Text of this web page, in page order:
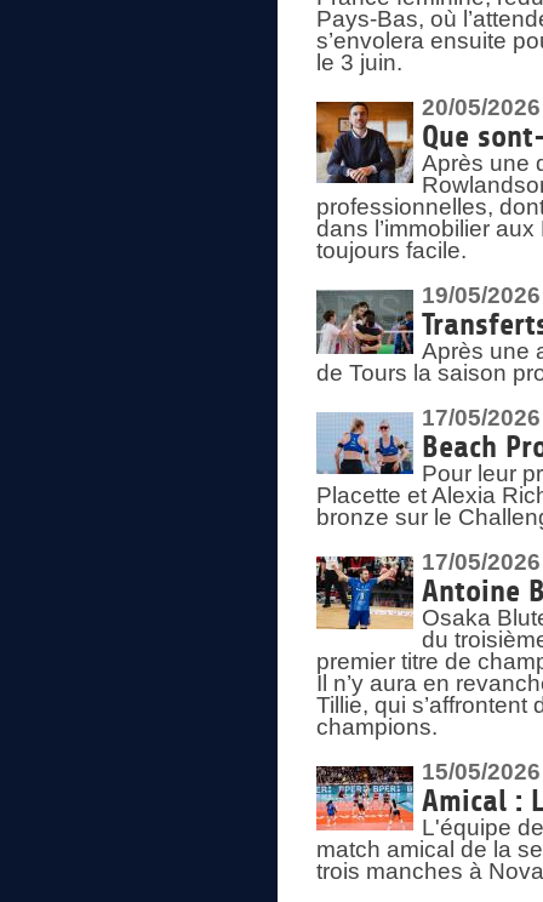
Pays-Bas, où
s’envolera ensuite
le 3 juin.
20/05/2026
Que
Après une
professionnelles,
dans l’immobilier
toujours facile.
19/05/2026
Après une
de Tours la saison
17/05/2026
Beach
Pour leur
Placette et Alexia
bronze sur le
17/05/2026
Antoine
Osaka
du
premier titre de
Il n’y aura en
Tillie, qui
champions.
15/05/2026
Amical :
L'équipe
match amical de la
trois manches à